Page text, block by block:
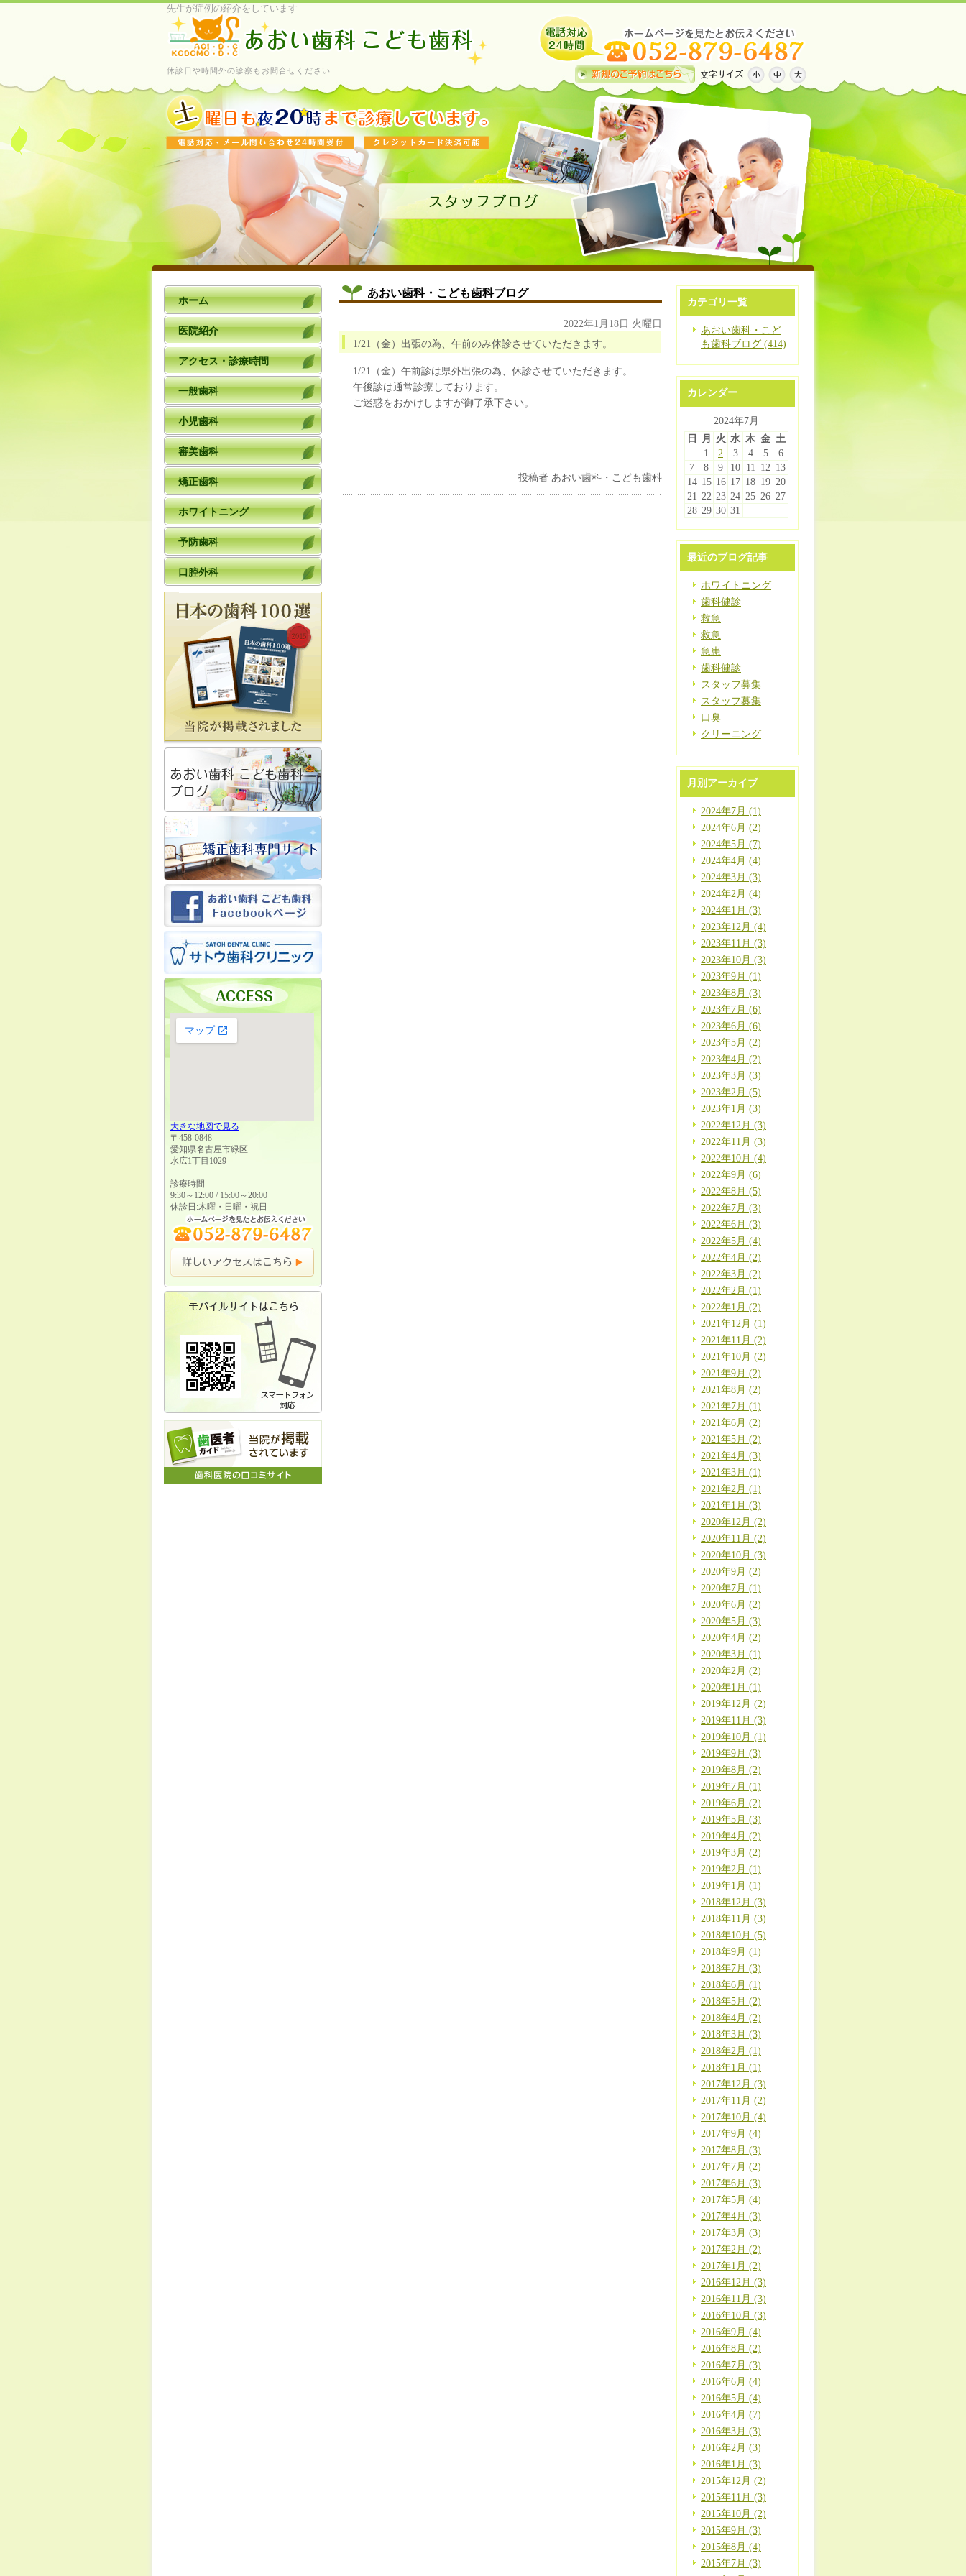
先生が症例の紹介をしています
休診日や時間外の診察もお問合せください
あおい歯科・こども歯科ブログ
2022年1月18日 火曜日
1/21（金）出張の為、午前のみ休診させていただきます。
1/21（金）午前診は県外出張の為、休診させていただきます。
午後診は通常診療しております。
ご迷惑をおかけしますが御了承下さい。
投稿者 あおい歯科・こども歯科
カテゴリ一覧
あおい歯科・こど
も歯科ブログ (414)
カレンダー
2024年7月
日
月 火 水 木 金 土
1
2 3 4 5
6
7
8 9 10 11 12 13
14 15 16 17 18 19 20
21 22 23 24 25 26 27
28 29 30 31
最近のブログ記事
ホワイトニング
歯科健診
救急
救急
急患
歯科健診
スタッフ募集
スタッフ募集
口臭
クリーニング
月別アーカイブ
2024年7月 (1)
2024年6月 (2)
2024年5月 (7)
2024年4月 (4)
2024年3月 (3)
2024年2月 (4)
2024年1月 (3)
2023年12月 (4)
2023年11月 (3)
2023年10月 (3)
2023年9月 (1)
2023年8月 (3)
2023年7月 (6)
2023年6月 (6)
2023年5月 (2)
2023年4月 (2)
2023年3月 (3)
2023年2月 (5)
2023年1月 (3)
2022年12月 (3)
2022年11月 (3)
2022年10月 (4)
2022年9月 (6)
2022年8月 (5)
2022年7月 (3)
2022年6月 (3)
2022年5月 (4)
2022年4月 (2)
2022年3月 (2)
2022年2月 (1)
2022年1月 (2)
2021年12月 (1)
2021年11月 (2)
2021年10月 (2)
2021年9月 (2)
2021年8月 (2)
2021年7月 (1)
2021年6月 (2)
2021年5月 (2)
2021年4月 (3)
2021年3月 (1)
2021年2月 (1)
2021年1月 (3)
2020年12月 (2)
2020年11月 (2)
2020年10月 (3)
2020年9月 (2)
2020年7月 (1)
2020年6月 (2)
2020年5月 (3)
2020年4月 (2)
2020年3月 (1)
2020年2月 (2)
2020年1月 (1)
2019年12月 (2)
2019年11月 (3)
2019年10月 (1)
2019年9月 (3)
2019年8月 (2)
2019年7月 (1)
2019年6月 (2)
2019年5月 (3)
2019年4月 (2)
2019年3月 (2)
2019年2月 (1)
2019年1月 (1)
2018年12月 (3)
2018年11月 (3)
2018年10月 (5)
2018年9月 (1)
2018年7月 (3)
2018年6月 (1)
2018年5月 (2)
2018年4月 (2)
2018年3月 (3)
2018年2月 (1)
2018年1月 (1)
2017年12月 (3)
2017年11月 (2)
2017年10月 (4)
2017年9月 (4)
2017年8月 (3)
2017年7月 (2)
2017年6月 (3)
2017年5月 (4)
2017年4月 (3)
2017年3月 (3)
2017年2月 (2)
2017年1月 (2)
2016年12月 (3)
2016年11月 (3)
2016年10月 (3)
2016年9月 (4)
2016年8月 (2)
2016年7月 (3)
2016年6月 (4)
2016年5月 (4)
2016年4月 (7)
2016年3月 (3)
2016年2月 (3)
2016年1月 (3)
2015年12月 (2)
2015年11月 (3)
2015年10月 (2)
2015年9月 (3)
2015年8月 (4)
2015年7月 (3)
ホーム
医院紹介
アクセス・診療時間
一般歯科
小児歯科
審美歯科
矯正歯科
ホワイトニング
予防歯科
口腔外科
大きな地図で見る
〒458-0848
愛知県名古屋市緑区
水広1丁目1029
診療時間
9:30～12:00 / 15:00～20:00
休診日:木曜・日曜・祝日